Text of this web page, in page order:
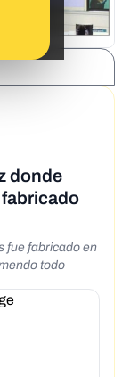
donde
fue fabricado en
todo